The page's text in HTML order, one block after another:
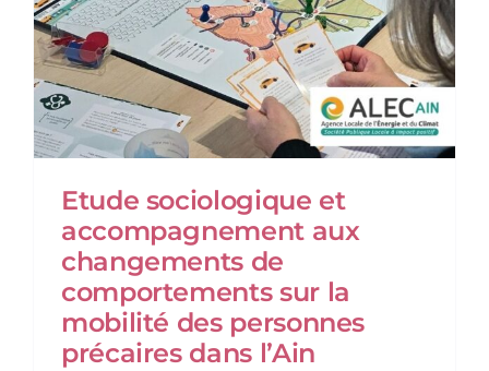
Etude sociologique et
accompagnement aux
changements de
comportements sur la
mobilité des personnes
précaires dans l’Ain